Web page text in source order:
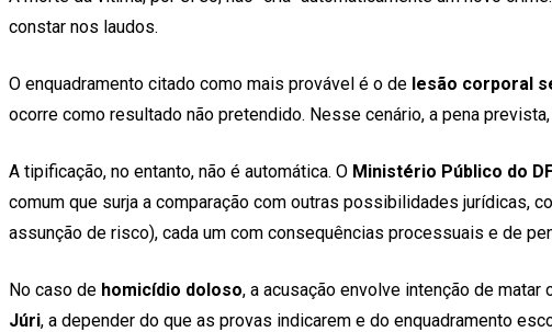
constar nos laudos.
O enquadramento citado como mais provável é o de lesão corporal
ocorre como resultado não pretendido. Nesse cenário, a pena
A tipificação, no entanto, não é automática. O Ministério Público do
comum que surja a comparação com outras possibilidades jurídicas,
assunção de risco), cada um com consequências processuais e de
No caso de homicídio doloso, a acusação envolve intenção de
Júri, a depender do que as provas indicarem e do enquadramento